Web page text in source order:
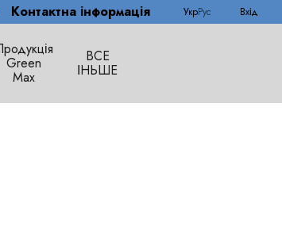
Контактна інформація УкрРус Вхід
Green
Max
ВСЕ
ІНЬШЕ